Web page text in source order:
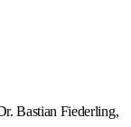
Bastian Fiederling,